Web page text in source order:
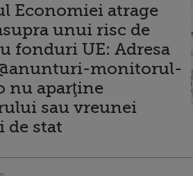
Economiei atrage
unui risc de
fonduri UE: Adresa
monitorul-
nu aparţine
sau vreunei
stat